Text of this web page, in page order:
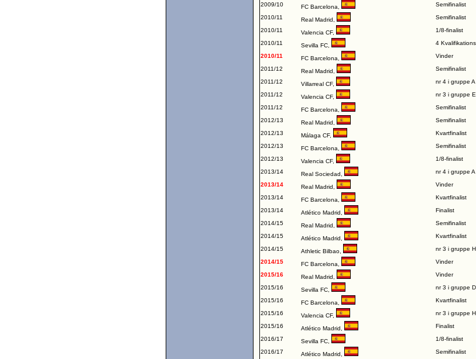
2009/10
FC Barcelona
Semifinalist
2010/11
Real Madrid
Semifinalist
2010/11
Valencia CF,
1/8-finalist
2010/11
Sevilla FC
4
2010/11
FC Barcelona
Vinder
2011/12
Real Madrid
Semifinalist
2011/12
Villarreal CF,
nr 4 i gruppe A
2011/12
Valencia CF,
nr 3 i gruppe E
2011/12
FC Barcelona
Semifinalist
2012/13
Real Madrid
Semifinalist
2012/13
Málaga CF,
Kvartfinalist
2012/13
FC Barcelona
Semifinalist
2012/13
Valencia CF,
1/8-finalist
2013/14
Real Sociedad
nr 4 i gruppe A
2013/14
Real Madrid
Vinder
2013/14
FC Barcelona
Kvartfinalist
2013/14
Atlético Madrid
Finalist
2014/15
Real Madrid
Semifinalist
2014/15
Atlético Madrid
Kvartfinalist
2014/15
Athletic Bilbao
nr 3 i gruppe H
2014/15
FC Barcelona
Vinder
2015/16
Real Madrid
Vinder
2015/16
Sevilla FC
nr 3 i gruppe D
2015/16
FC Barcelona
Kvartfinalist
2015/16
Valencia CF,
nr 3 i gruppe H
2015/16
Atlético Madrid
Finalist
2016/17
Sevilla FC
1/8-finalist
2016/17
Atlético Madrid
Semifinalist